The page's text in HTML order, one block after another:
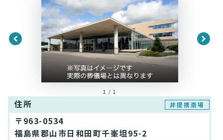
1 / 1
住所 非提携斎場
〒963-0534
福島県郡山市日和田町千峯坦95-2